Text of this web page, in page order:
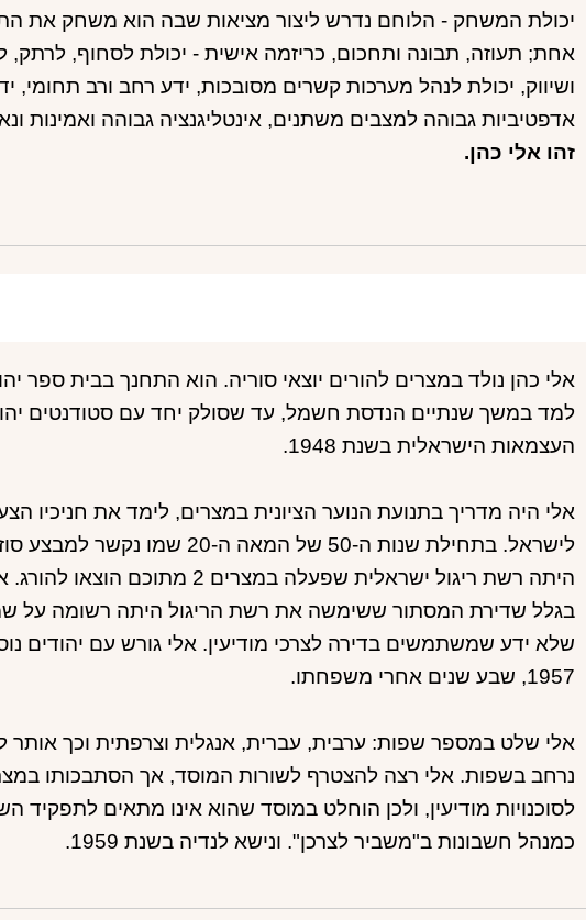
יכולת המשחק - הלוחם נדרש ליצור מציאות שבה הוא משחק את
אחת; תעוזה, תבונה ותחכום, כריזמה אישית - יכולת לסחוף, לרתק,
ושיווק, יכולת לנהל מערכות קשרים מסובכות, ידע רחב ורב תחומי,
אדפטיביות גבוהה למצבים משתנים, אינטליגנציה גבוהה ואמינות
זהו אלי כהן.
אלי כהן נולד במצרים להורים יוצאי סוריה. הוא התחנך בבית ספר
למד במשך שנתיים הנדסת חשמל, עד שסולק יחד עם סטודנטים
העצמאות הישראלית בשנת 1948.
אלי היה מדריך בתנועת הנוער הציונית במצרים, לימד את חניכיו
לישראל. בתחילת שנות ה-50 של
היתה רשת ריגול ישראלית שפעלה
בגלל שדירת המסתור ששימשה את רשת הריגול היתה רשומה על
שלא ידע שמשתמשים בדירה לצרכי מודיעין. אלי גורש עם יהודים
1957, שבע שנים אחרי משפחתו.
אלי שלט במספר שפות: ערבית, עברית, אנגלית וצרפתית וכך אותר
נרחב בשפות. אלי רצה להצטרף לשורות המוסד, אך הסתבכותו
לסוכנויות מודיעין, ולכן הוחלט במוסד שהוא אינו מתאים
כמנהל חשבונות ב"משביר לצרכן". ונישא לנדיה בשנת 1959.